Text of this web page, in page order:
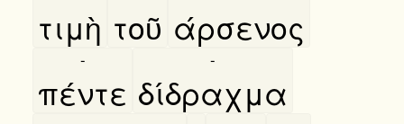
τιμὴ τοῦ άρσενος
πέντε
-
δίδραχμα
-